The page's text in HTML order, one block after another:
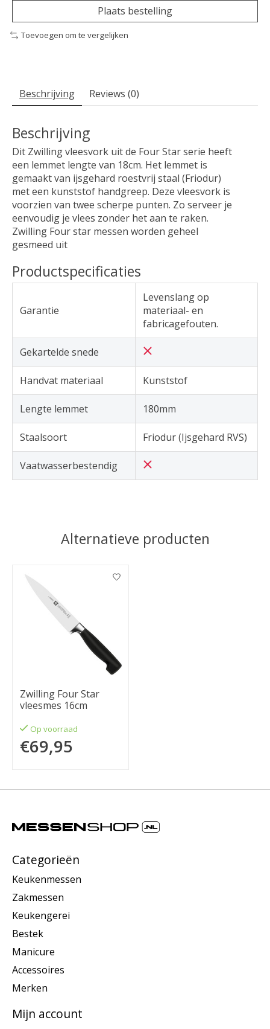
Plaats bestelling
Toevoegen om te vergelijken
Beschrijving Reviews (0)
Beschrijving
Dit Zwilling vleesvork uit de Four Star serie heeft
een lemmet lengte van 18cm. Het lemmet is
gemaakt van ijsgehard roestvrij staal (Friodur)
met een kunststof handgreep. Deze vleesvork is
voorzien van twee scherpe punten. Zo serveer je
eenvoudig je vlees zonder het aan te raken.
Zwilling Four star messen worden geheel
gesmeed uit
Productspecificaties
Garantie
Levenslang op
materiaal- en
fabricagefouten.
Gekartelde snede
Handvat materiaal Kunststof
Lengte lemmet 180mm
Staalsoort Friodur (Ijsgehard RVS)
Vaatwasserbestendig
Alternatieve producten
Items van productcarrousel
Zwilling Four Star
vleesmes 16cm
Op voorraad
€69,95
Categorieën
Keukenmessen
Zakmessen
Keukengerei
Bestek
Manicure
Accessoires
Merken
Mijn account